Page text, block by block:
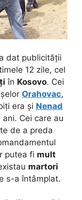
a dat publicității
12 zile, cel
în Kosovo. Cei
Orahovac,
era și Nenad
Cei care au
de a preda
putea fi mult
martori
s-a întâmplat.